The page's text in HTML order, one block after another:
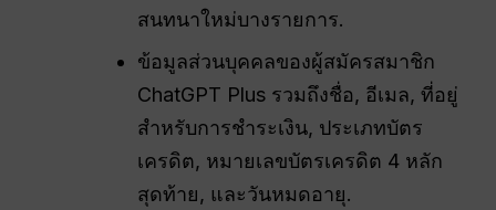
สนทนาใหม่บางรายการ.
ข้อมูลส่วนบุคคลของผู้สมัครสมาชิก
ChatGPT Plus รวมถึงชื่อ, อีเมล, ที่อยู่
สำหรับการชำระเงิน, ประเภทบัตร
เครดิต, หมายเลขบัตรเครดิต 4 หลัก
สุดท้าย, และวันหมดอายุ.